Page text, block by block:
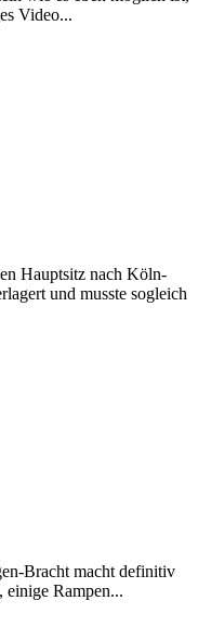
Video...
Hauptsitz nach Köln-
und musste sogleich
Bracht macht definitiv
Rampen...